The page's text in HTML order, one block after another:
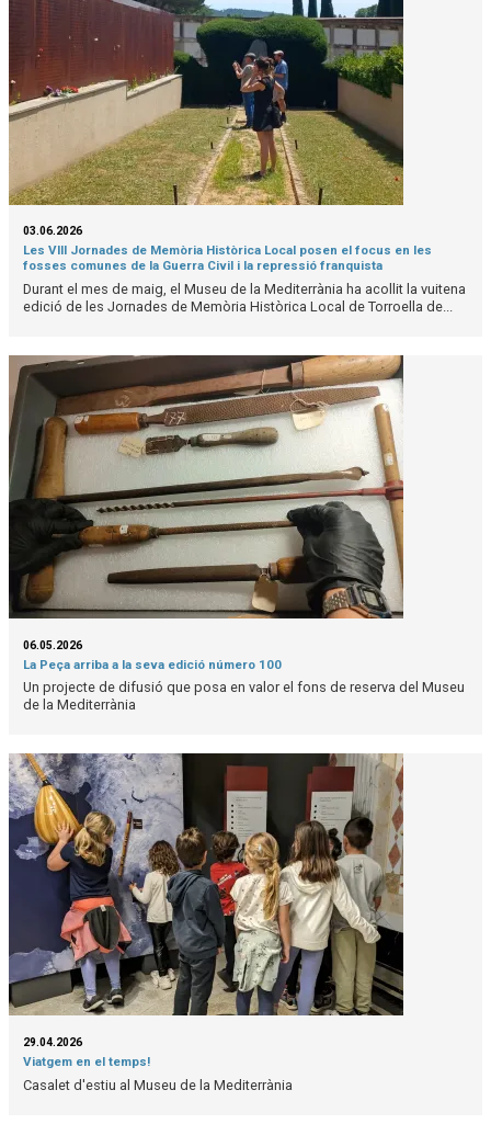
03.06.2026
Les VIII Jornades de Memòria Històrica Local posen el focus en les
fosses comunes de la Guerra Civil i la repressió franquista
Durant el mes de maig, el Museu de la Mediterrània ha acollit la vuitena
edició de les Jornades de Memòria Històrica Local de Torroella de...
06.05.2026
La Peça arriba a la seva edició número 100
Un projecte de difusió que posa en valor el fons de reserva del Museu
de la Mediterrània
29.04.2026
Viatgem en el temps!
Casalet d'estiu al Museu de la Mediterrània